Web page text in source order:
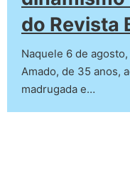
do Revista
Amado, de 35 anos,
madrugada e…